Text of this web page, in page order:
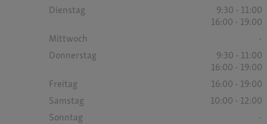
Dienstag
9:30 - 11:00
16:00 - 19:00
Mittwoch
-
Donnerstag
9:30 - 11:00
16:00 - 19:00
Freitag
16:00 - 19:00
Samstag
10:00 - 12:00
Sonntag
-